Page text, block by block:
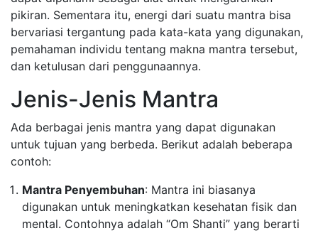
pikiran. Sementara itu, energi dari suatu mantra bisa
bervariasi tergantung pada kata-kata yang digunakan,
pemahaman individu tentang makna mantra tersebut,
dan ketulusan dari penggunaannya.
Jenis-Jenis Mantra
Ada berbagai jenis mantra yang dapat digunakan
untuk tujuan yang berbeda. Berikut adalah beberapa
contoh:
Mantra Penyembuhan: Mantra ini biasanya
digunakan untuk meningkatkan kesehatan fisik dan
mental. Contohnya adalah “Om Shanti” yang berarti